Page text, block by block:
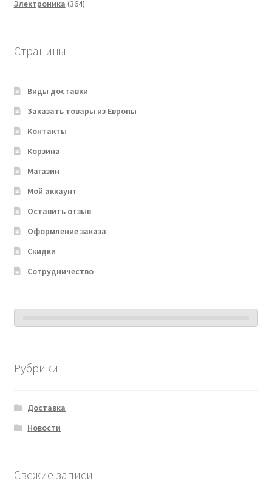
Электроника 364364
Страницы
Виды доставки
Заказать товары из Европы
Контакты
Корзина
Магазин
Мой аккаунт
Оставить отзыв
Оформление заказа
Скидки
Сотрудничество
Рубрики
Доставка
Новости
Свежие записи